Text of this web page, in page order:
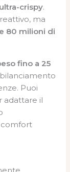
ultra-crispy.
ma
80 milioni di
fino a 25
Puoi
adattare il
comfort